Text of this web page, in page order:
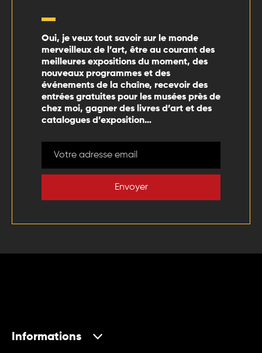
Oui, je veux tout savoir sur le monde
merveilleux de l’art, être au courant des
meilleures expositions du moment, des
nouveaux programmes et des
événements de la chaîne, recevoir des
entrées gratuites pour les musées près de
chez moi, gagner des livres d’art et des
catalogues d’exposition…
Envoyer
Informations